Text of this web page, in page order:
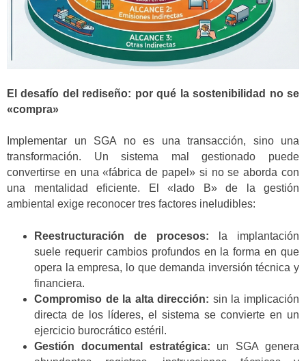
El desafío del rediseño: por qué la sostenibilidad no se
«compra»
Implementar un SGA no es una transacción, sino una
transformación. Un sistema mal gestionado puede
convertirse en una «fábrica de papel» si no se aborda con
una mentalidad eficiente. El «lado B» de la gestión
ambiental exige reconocer tres factores ineludibles:
Reestructuración de procesos: la implantación
suele requerir cambios profundos en la forma en que
opera la empresa, lo que demanda inversión técnica y
financiera.
Compromiso de la alta dirección: sin la implicación
directa de los líderes, el sistema se convierte en un
ejercicio burocrático estéril.
Gestión documental estratégica: un SGA genera